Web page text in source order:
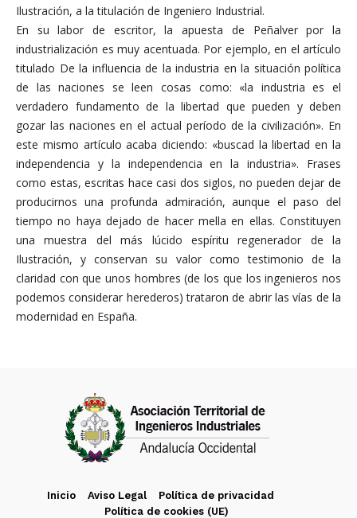
Ilustración, a la titulación de Ingeniero Industrial.
En su labor de escritor, la apuesta de Peñalver por la
industrialización es muy acentuada. Por ejemplo, en el artículo
titulado De la influencia de la industria en la situación política
de las naciones se leen cosas como: «la industria es el
verdadero fundamento de la libertad que pueden y deben
gozar las naciones en el actual período de la civilización». En
este mismo artículo acaba diciendo: «buscad la libertad en la
independencia y la independencia en la industria». Frases
como estas, escritas hace casi dos siglos, no pueden dejar de
producirnos una profunda admiración, aunque el paso del
tiempo no haya dejado de hacer mella en ellas. Constituyen
una muestra del más lúcido espíritu regenerador de la
Ilustración, y conservan su valor como testimonio de la
claridad con que unos hombres (de los que los ingenieros nos
podemos considerar herederos) trataron de abrir las vías de la
modernidad en España.
Inicio Aviso Legal
Política de privacidad
Política de cookies (UE)